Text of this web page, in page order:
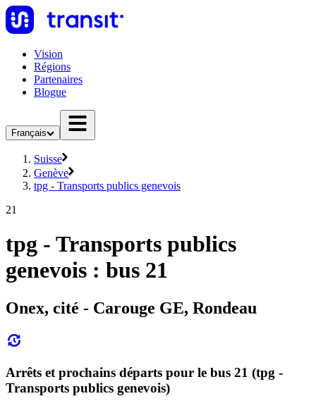
Vision
Régions
Partenaires
Blogue
Français
Suisse
Genève
tpg - Transports publics genevois
21
tpg - Transports publics
genevois : bus 21
Onex, cité - Carouge GE, Rondeau
Arrêts et prochains départs pour le bus 21 (tpg -
Transports publics genevois)